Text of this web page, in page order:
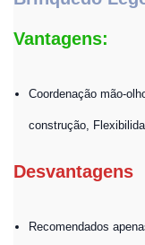
Vantagens:
Coordenação mão-
construção,
Desvantagens
Recomendados